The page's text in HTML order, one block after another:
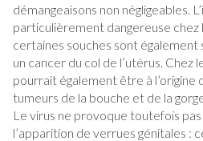
démangeaisons non négligeables.
particulièrement dangereuse chez
certaines souches sont
un cancer du col de l’utérus. Chez
pourrait également être à l’origine
tumeurs de la bouche et de la
Le virus ne provoque toutefois
l’apparition de verrues génitales :